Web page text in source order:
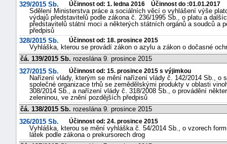
329/2015 Sb.
Účinnost od: 1. ledna 2016 Účinnost do :01.01.2017
Sdělení Ministerstva práce a sociálních věcí o vyhlášení výše
výdajů představitelů podle zákona č. 236/1995 Sb., o platu a
představitelů státní moci a některých státních orgánů a soudců a
předpisů
328/2015 Sb.
Účinnost od: 18. prosince 2015
Vyhláška, kterou se provádí zákon o azylu a zákon o dočasné
čá. 139/2015 Sb. rozeslána 9. prosince 2015
327/2015 Sb.
Účinnost od: 15. prosince 2015 s výjimkou
Nařízení vlády, kterým se mění nařízení vlády č. 142/2014 Sb., o
společné organizace trhů se zemědělskými produkty v oblasti
308/2014 Sb., a nařízení vlády č. 318/2008 Sb., o provádění
zeleninou, ve znění pozdějších předpisů
čá. 138/2015 Sb. rozeslána 9. prosince 2015
326/2015 Sb.
Účinnost od: 24. prosince 2015
Vyhláška, kterou se mění vyhláška č. 54/2014 Sb., o vzorech
látek podle zákona o prekursorech drog